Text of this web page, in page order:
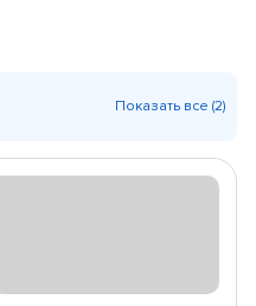
Показать все (2)